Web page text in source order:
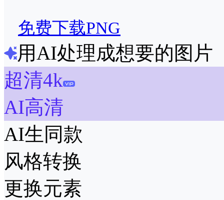
免费下载PNG
用AI处理成想要的图片
超清4k
AI高清
AI生同款
风格转换
更换元素